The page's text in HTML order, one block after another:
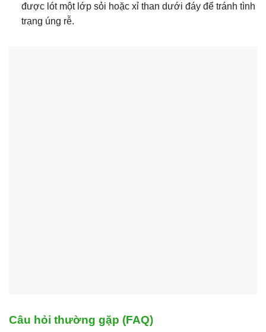
được lót một lớp sỏi hoặc xỉ than dưới đáy để tránh tình
trạng úng rễ.
Câu hỏi thường gặp (FAQ)